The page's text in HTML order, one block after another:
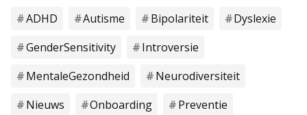
ADHD Autisme Bipolariteit
Dyslexie
Gender Sensitivity
Introversie
Mentale Gezondheid
Neurodiversiteit
Nieuws
Onboarding
Preventie